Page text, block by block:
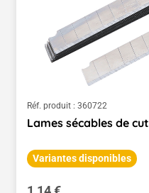
Réf. produit : 360722
Lames sécables de
Variantes disponibles
Prix régulier :